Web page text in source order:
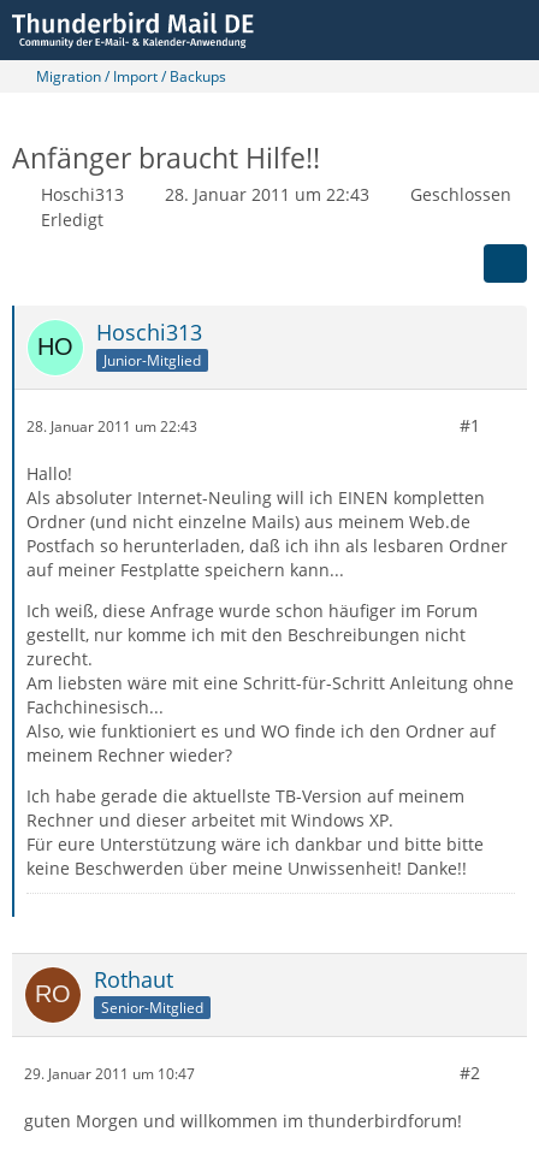
Migration / Import / Backups
Anfänger braucht Hilfe!!
Hoschi313 28. Januar 2011 um 22:43
Geschlossen
Erledigt
Hoschi313
Junior-Mitglied
28. Januar 2011 um 22:43 #1
Hallo!
Als absoluter Internet-Neuling will ich EINEN kompletten
Ordner (und nicht einzelne Mails) aus meinem Web.de
Postfach so herunterladen, daß ich ihn als lesbaren Ordner
auf meiner Festplatte speichern kann...
Ich weiß, diese Anfrage wurde schon häufiger im Forum
gestellt, nur komme ich mit den Beschreibungen nicht
zurecht.
Am liebsten wäre mit eine Schritt-für-Schritt Anleitung ohne
Fachchinesisch...
Also, wie funktioniert es und WO finde ich den Ordner auf
meinem Rechner wieder?
Ich habe gerade die aktuellste TB-Version auf meinem
Rechner und dieser arbeitet mit Windows XP.
Für eure Unterstützung wäre ich dankbar und bitte bitte
keine Beschwerden über meine Unwissenheit! Danke!!
Rothaut
Senior-Mitglied
29. Januar 2011 um 10:47 #2
guten Morgen und willkommen im thunderbirdforum!